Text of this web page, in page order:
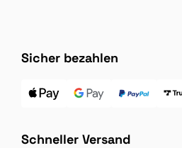
Sicher bezahlen
Schneller Versand